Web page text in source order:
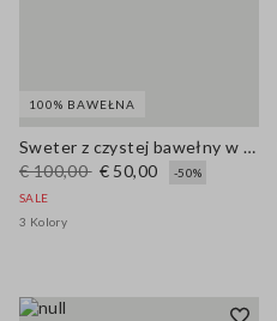
100% BAWEŁNA
Sweter z czystej bawełny w wielokolorowe paski z kołnierzem polo, regularny krój
€ 100,00 € 50,00
-50%
SALE
3 Kolory